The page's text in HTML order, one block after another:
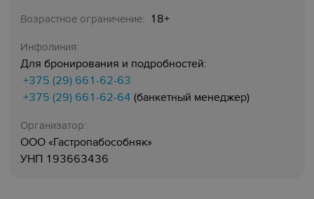
Возрастное ограничение: 18+
Инфолиния:
Для бронирования и подробностей:
+375 (29) 661-62-63
+375 (29) 661-62-64 (банкетный менеджер)
Организатор:
ООО «Гастропабособняк»
УНП 193663436